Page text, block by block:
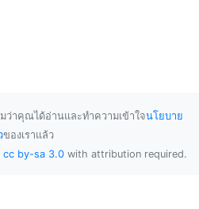
ว่าคุณได้อ่านและทำความเข้าใจนโยบาย
ของเราแล้ว
cc by-sa 3.0 with attribution required.